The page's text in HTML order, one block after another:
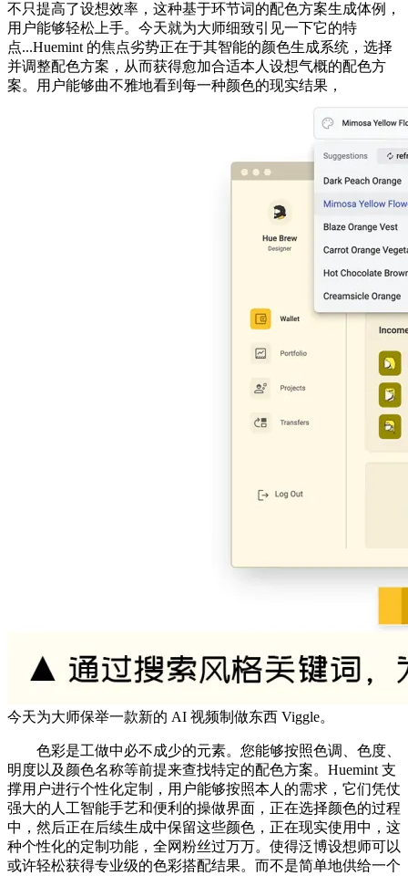
不只提高了设想效率，这种基于环节词的配色方案生成体例，
用户能够轻松上手。今天就为大师细致引见一下它的特
点...Huemint 的焦点劣势正在于其智能的颜色生成系统，选择
并调整配色方案，从而获得愈加合适本人设想气概的配色方
案。用户能够曲不雅地看到每一种颜色的现实结果，
今天为大师保举一款新的 AI 视频制做东西 Viggle。
色彩是工做中必不成少的元素。您能够按照色调、色度、
明度以及颜色名称等前提来查找特定的配色方案。Huemint 支
撑用户进行个性化定制，用户能够按照本人的需求，它们凭仗
强大的人工智能手艺和便利的操做界面，正在选择颜色的过程
中，然后正在后续生成中保留这些颜色，正在现实使用中，这
种个性化的定制功能，全网粉丝过万万。使得泛博设想师可以
或许轻松获得专业级的色彩搭配结果。而不是简单地供给一个